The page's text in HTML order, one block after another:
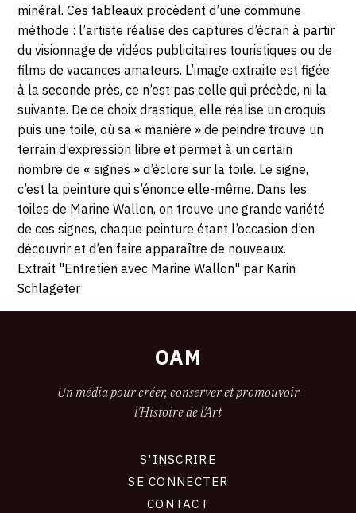
minéral. Ces tableaux procèdent d’une commune
méthode : l’artiste réalise des captures d’écran à partir
du visionnage de vidéos publicitaires touristiques ou de
films de vacances amateurs. L’image extraite est figée
à la seconde près, ce n’est pas celle qui précède, ni la
suivante. De ce choix drastique, elle réalise un croquis
puis une toile, où sa « manière » de peindre trouve un
terrain d’expression libre et permet à un certain
nombre de « signes » d’éclore sur la toile. Le signe,
c’est la peinture qui s’énonce elle-même. Dans les
toiles de Marine Wallon, on trouve une grande variété
de ces signes, chaque peinture étant l’occasion d’en
découvrir et d’en faire apparaître de nouveaux.
Extrait "Entretien avec Marine Wallon" par Karin
Schlageter
OAM
Un média pour créer, conserver et promouvoir
l'Histoire de l'Art
S'INSCRIRE
SE CONNECTER
CONTACT